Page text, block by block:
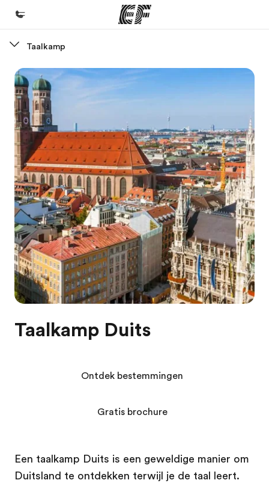
Welkom bij EF
Programma's
Bekijk alles dat we doen
Kantoren
Vind een kantoor
Over ons
Wie wij zijn
Careers
Kom bij ons team
Taalkamp
Taalkamp Duits
Een taalkamp Duits is een geweldige manier om
Duitsland te ontdekken terwijl je de taal leert.
Ontdek bestemmingen
Gratis brochure